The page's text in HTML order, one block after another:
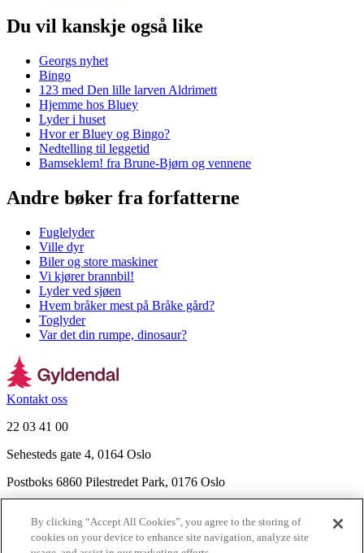
Du vil kanskje også like
Georgs nyhet
Bingo
123 med Den lille larven Aldrimett
Hjemme hos Bluey
Lyder i huset
Hvor er Bluey og Bingo?
Nedtelling til leggetid
Bamseklem! fra Brune-Bjørn og vennene
Andre bøker fra forfatterne
Fuglelyder
Ville dyr
Biler og store maskiner
Vi kjører brannbil!
Lyder ved sjøen
Hvem bråker mest på Bråke gård?
Toglyder
Var det din rumpe, dinosaur?
Kontakt oss
22 03 41 00
Sehesteds gate 4, 0164 Oslo
Postboks 6860 Pilestredet Park, 0176 Oslo
Nyhetsbrev
By clicking “Accept All Cookies”, you agree to the storing of
cookies on your device to enhance site navigation, analyze site